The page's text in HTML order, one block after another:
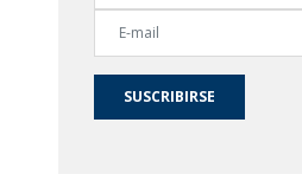
SUSCRIBIRSE